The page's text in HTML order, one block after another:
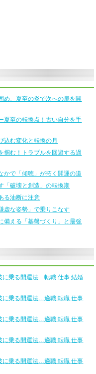
め、夏至の炎で次への扉を開
夏至の転換点！古い自分を手
込む変化と転換の月
掴む！トラブルを回避する過
かで「傾聴」が拓く開運の道
「破壊と創造」の転換期
る油断に注意
虚な姿勢」で乗りこなす
備える「基盤づくり」と最強
に乗る開運法…転職 仕事 結婚
に乗る開運法…適職 転職 仕事
に乗る開運法…適職 転職 仕事
に乗る開運法…適職 転職 仕事
に乗る開運法…適職 転職 仕事